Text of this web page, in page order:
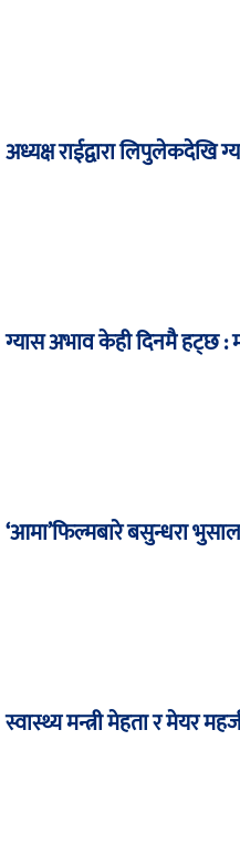
अध्यक्ष राईद्वारा लिपुलेकदेखि
ग्यास अभाव केही दिनमै हट्छ :
‘आमा’फिल्मबारे बसुन्धरा
स्वास्थ्य मन्त्री मेहता र मेयर